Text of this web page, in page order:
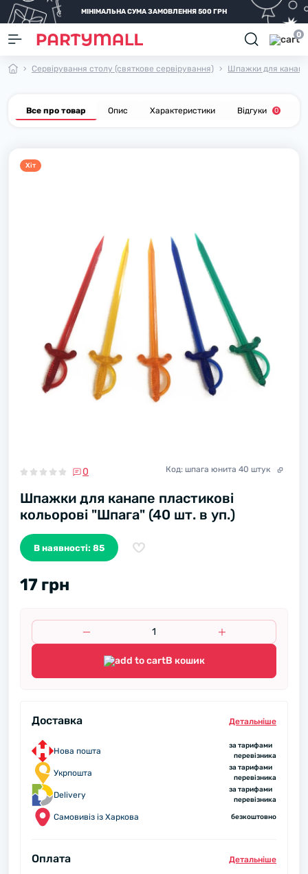
МІНІМАЛЬНА СУМА ЗАМОВЛЕННЯ 500 ГРН
0
Сервірування столу (святкове сервірування) Шпажки для канапе
Все про товар Опис Характеристики Відгуки 0
Хiт
0 Код: шпага юнита 40 штук
Шпажки для канапе пластикові
кольорові "Шпага" (40 шт. в уп.)
В наявності: 85
17 грн
В кошик
Доставка Детальнiше
Нова пошта
за тарифами
перевізника
Укрпошта
за тарифами
перевізника
Delivery
за тарифами
перевізника
Самовивіз із Харкова безкоштовно
Оплата Детальнiше